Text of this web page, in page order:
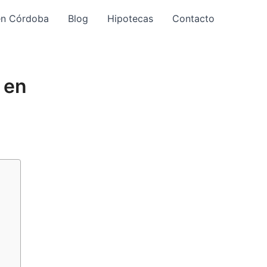
Córdoba Blog Hipotecas Contacto